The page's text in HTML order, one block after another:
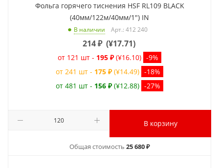
Фольга горячего тиснения HSF RL109 BLACK
(40мм/122м/40мм/1") IN
В наличии Арт.: 412 240
214₽ (¥17.71)
от 121 шт - 195 ₽ (¥16.10) -9%
от 241 шт - 175 ₽ (¥14.49) -18%
от 481 шт - 156 ₽ (¥12.88) -27%
В корзину
Общая стоимость 25 680 ₽